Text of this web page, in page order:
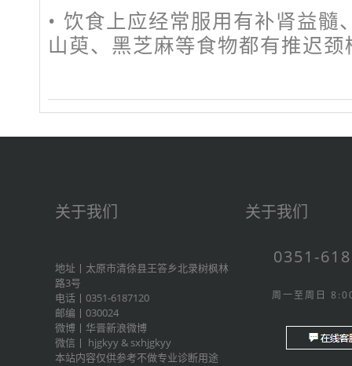
• 饮食上应经常服用有补肾益髓
山萸、黑芝麻等食物都有推迟
关于我们
地址丨太原市清徐县王答乡北录树枫林
路3号
电话丨0351-6187120
邮编丨030024
微博丨 华晋新浪微博
微信丨 hjgkyy & sxhjgkyy
本站内容仅供参考不做专业诊断用途
关于我们
0351-
周一至周日